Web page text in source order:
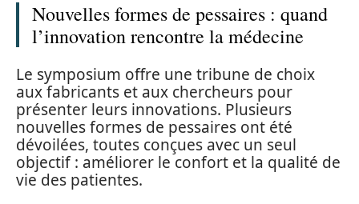
Nouvelles formes de pessaires : quand
l’innovation rencontre la médecine
Le symposium offre une tribune de choix
aux fabricants et aux chercheurs pour
présenter leurs innovations. Plusieurs
nouvelles formes de pessaires ont été
dévoilées, toutes conçues avec un seul
objectif : améliorer le confort et la qualité de
vie des patientes.